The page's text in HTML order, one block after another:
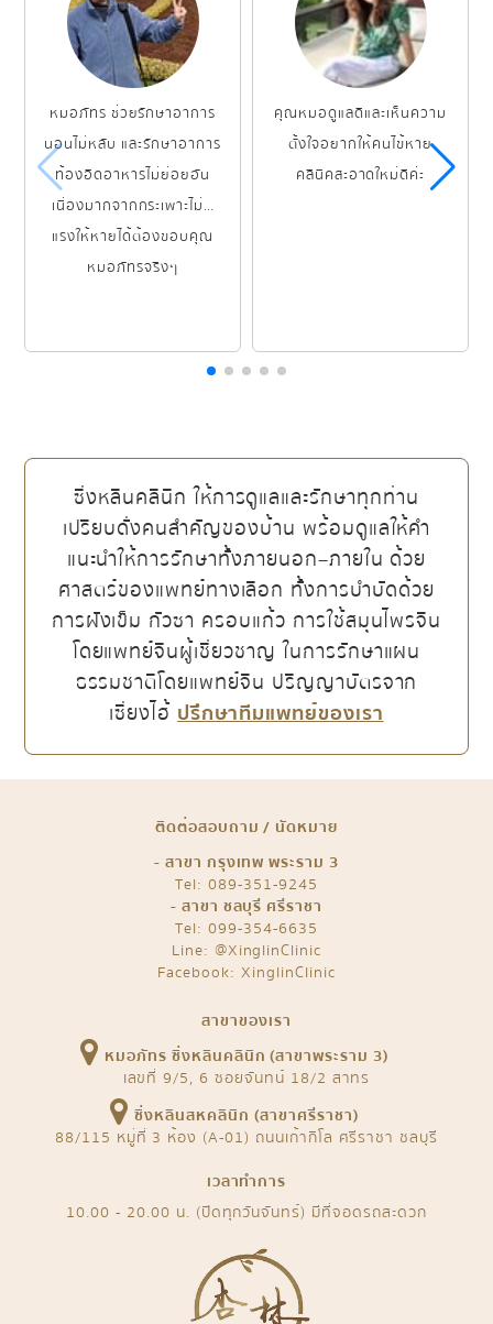
หมอภัทร ช่วยรักษาอาการ
นอนไม่หลับ และรักษาอาการ
ท้องอืดอาหารไม่ย่อยอัน
เนื่องมากจากกระเพาะไม่มี
แรงให้หายได้ต้องขอบคุณ
หมอภัทรจริงๆ
คุณหมอดูแลดีและเห็นความ
ตั้งใจอยากให้คนไข้หาย
คลีนิคสะอาดใหม่ดีค่ะ
ซิ่งหลินคลินิก ให้การดูแลและรักษาทุกท่าน
เปรียบดั่งคนสำคัญของบ้าน พร้อมดูแลให้คำ
แนะนำให้การรักษาทั้งภายนอก–ภายใน ด้วย
ศาสตร์ของแพทย์ทางเลือก ทั้งการบำบัดด้วย
การฝังเข็ม กัวซา ครอบแก้ว การใช้สมุนไพรจีน
โดยแพทย์จีนผู้เชี่ยวชาญ ในการรักษาแผน
ธรรมชาติโดยแพทย์จีน ปริญญาบัตรจาก
เซี่ยงไฮ้ปรึกษาทีมแพทย์ของเรา
ติดต่อสอบถาม / นัดหมาย
- สาขา กรุงเทพ พระราม 3
Tel: 089-351-9245
- สาขา ชลบุรี ศรีราชา
Tel: 099-354-6635
Line: @XinglinClinic
Facebook:XinglinClinic
สาขาของเรา
หมอภัทร ซิ่งหลินคลินิก (สาขาพระราม 3)
เลขที่ 9/5, 6 ซอยจันทน์ 18/2 สาทร
ซิ่งหลินสหคลินิก (สาขาศรีราชา)
88/115 หมู่ที่ 3 ห้อง (A-01) ถนนเก้ากิโล ศรีราชา ชลบุรี
เวลาทำการ
10.00 - 20.00 น. (ปิดทุกวันจันทร์) มีที่จอดรถสะดวก